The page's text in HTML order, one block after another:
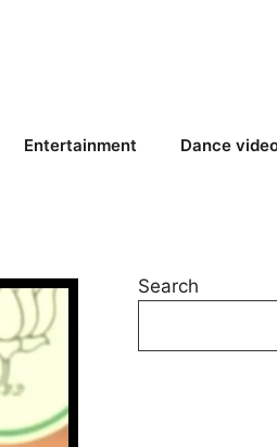
Entertainment Dance
Search